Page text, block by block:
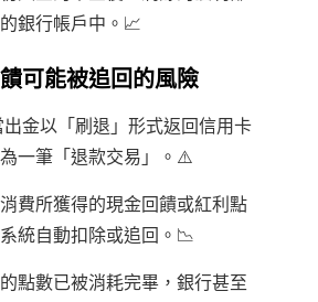
銀行帳戶中。📈
可能被追回的風險
金以「刷退」形式返回信用卡
一筆「退款交易」。⚠️
費所獲得的現金回饋或紅利點
統自動扣除或追回。📉
點數已被消耗完畢，銀行甚至